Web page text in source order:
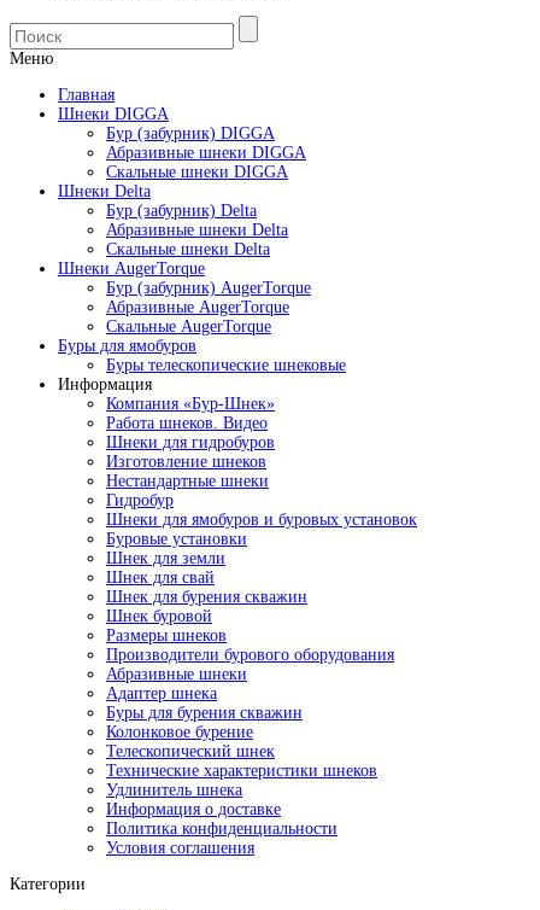
Меню
Главная
Шнеки DIGGA
Бур (забурник) DIGGA
Абразивные шнеки DIGGA
Скальные шнеки DIGGA
Шнеки Delta
Бур (забурник) Delta
Абразивные шнеки Delta
Скальные шнеки Delta
Шнеки AugerTorque
Бур (забурник) AugerTorque
Абразивные AugerTorque
Скальные AugerTorque
Буры для ямобуров
Буры телескопические шнековые
Информация
Компания «Бур-Шнек»
Работа шнеков. Видео
Шнеки для гидробуров
Изготовление шнеков
Нестандартные шнеки
Гидробур
Шнеки для ямобуров и буровых установок
Буровые установки
Шнек для земли
Шнек для свай
Шнек для бурения скважин
Шнек буровой
Размеры шнеков
Производители бурового оборудования
Абразивные шнеки
Адаптер шнека
Буры для бурения скважин
Колонковое бурение
Телескопический шнек
Технические характеристики шнеков
Удлинитель шнека
Информация о доставке
Политика конфиденциальности
Условия соглашения
Категории